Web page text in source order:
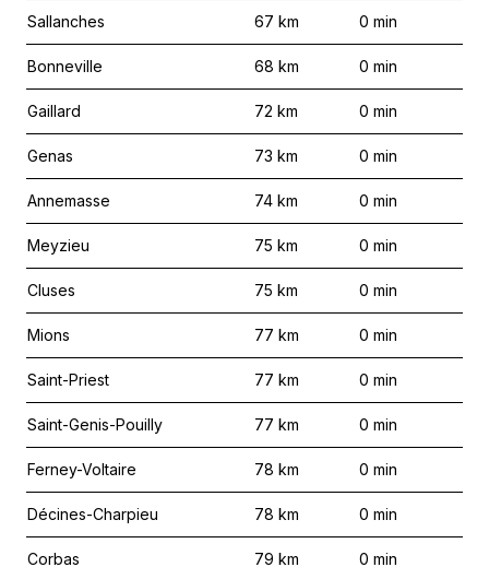
Sallanches 67 km 0 min
Bonneville 68 km 0 min
Gaillard 72 km 0 min
Genas 73 km 0 min
Annemasse 74 km 0 min
Meyzieu 75 km 0 min
Cluses 75 km 0 min
Mions 77 km 0 min
Saint-Priest 77 km 0 min
Saint-Genis-Pouilly 77 km 0 min
Ferney-Voltaire 78 km 0 min
Décines-Charpieu 78 km 0 min
Corbas 79 km 0 min